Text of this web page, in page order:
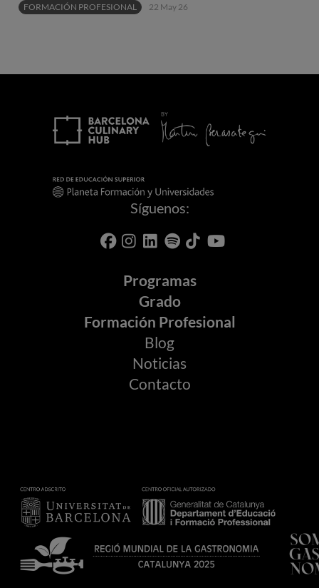
FORMACIÓN PROFESIONAL 22 May 26
Síguenos:
Programas
Grado
Formación Profesional
Blog
Noticias
Contacto